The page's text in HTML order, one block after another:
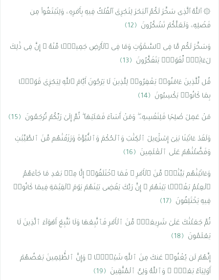
۞ ٱللَّهُ ٱلَّذِى سَخَّرَ لَكُمُ ٱلْبَحْرَ لِتَجْرِىَ ٱلْفُلْكُ فِيهِ بِأَمْرِهِۦ وَلِتَبْتَغُوا۟ مِن
فَضْلِهِۦ وَلَعَلَّكُمْ تَشْكُرُونَ
﴿12﴾
وَسَخَّرَ لَكُم مَّا فِى ٱلسَّمَٰوَٰتِ وَمَا فِى ٱلْأَرْضِ جَمِيعًۭا مِّنْهُ ۚ إِنَّ فِى ذَٰلِكَ
لَءَايَٰتٍۢ لِّقَوْمٍۢ يَتَفَكَّرُونَ
﴿13﴾
قُل لِّلَّذِينَ ءَامَنُوا۟ يَغْفِرُوا۟ لِلَّذِينَ لَا يَرْجُونَ أَيَّامَ ٱللَّهِ لِيَجْزِىَ قَوْمًۢا
بِمَا كَانُوا۟ يَكْسِبُونَ
﴿14﴾
مَنْ عَمِلَ صَٰلِحًۭا فَلِنَفْسِهِۦ ۖ وَمَنْ أَسَآءَ فَعَلَيْهَا ۖ ثُمَّ إِلَىٰ رَبِّكُمْ تُرْجَعُونَ ﴿15﴾
وَلَقَدْ ءَاتَيْنَا بَنِىٓ إِسْرَٰٓءِيلَ ٱلْكِتَٰبَ وَٱلْحُكْمَ وَٱلنُّبُوَّةَ وَرَزَقْنَٰهُم مِّنَ ٱلطَّيِّبَٰتِ
وَفَضَّلْنَٰهُمْ عَلَى ٱلْعَٰلَمِينَ
﴿16﴾
وَءَاتَيْنَٰهُم بَيِّنَٰتٍۢ مِّنَ ٱلْأَمْرِ ۖ فَمَا ٱخْتَلَفُوٓا۟ إِلَّا مِنۢ بَعْدِ مَا جَآءَهُمُ
ٱلْعِلْمُ بَغْيًۢا بَيْنَهُمْ ۚ إِنَّ رَبَّكَ يَقْضِى بَيْنَهُمْ يَوْمَ ٱلْقِيَٰمَةِ فِيمَا كَانُوا۟
فِيهِ يَخْتَلِفُونَ
﴿17﴾
ثُمَّ جَعَلْنَٰكَ عَلَىٰ شَرِيعَةٍۢ مِّنَ ٱلْأَمْرِ فَٱتَّبِعْهَا وَلَا تَتَّبِعْ أَهْوَآءَ ٱلَّذِينَ لَا
يَعْلَمُونَ
﴿18﴾
إِنَّهُمْ لَن يُغْنُوا۟ عَنكَ مِنَ ٱللَّهِ شَيْـًۭٔا ۚ وَإِنَّ ٱلظَّٰلِمِينَ بَعْضُهُمْ
أَوْلِيَآءُ بَعْضٍۢ ۖ وَٱللَّهُ وَلِىُّ ٱلْمُتَّقِينَ
﴿19﴾